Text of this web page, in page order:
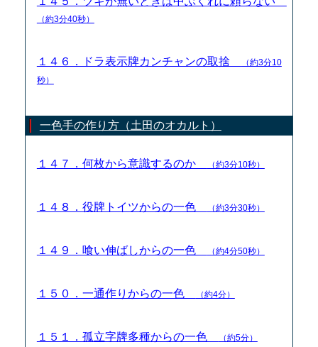
（約3分40秒）
１４６．ドラ表示牌カンチャンの取捨
（約3分10
秒）
一色手の作り方（土田のオカルト）
１４７．何枚から意識するのか （約3分10秒）
１４８．役牌トイツからの一色 （約3分30秒）
１４９．喰い伸ばしからの一色 （約4分50秒）
１５０．一通作りからの一色 （約4分）
１５１．孤立字牌多種からの一色 （約5分）